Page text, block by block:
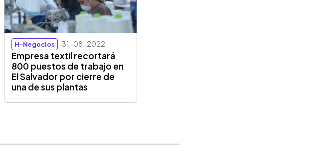
H-Negocios 31-08-2022
Empresa textil recortará
800 puestos de trabajo en
El Salvador por cierre de
una de sus plantas